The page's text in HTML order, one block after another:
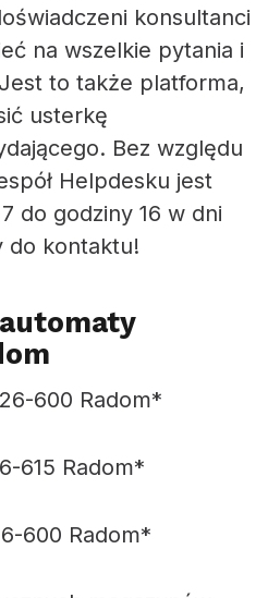
konsultanci
na wszelkie pytania i
to także platforma,
usterkę
Bez względu
Helpdesku jest
do godziny 16 w dni
do kontaktu!
600 Radom*
615 Radom*
600 Radom*